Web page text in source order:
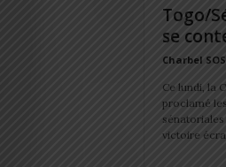
Togo/
se
Charbel
Ce lundi, la
proclamé
sénatoriales
victoire